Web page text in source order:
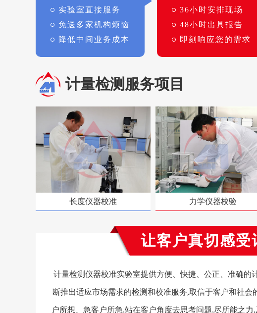
实验室直接服务
免送多家机构烦恼
降低中间业务成本
36小时安排现场
48小时出具报告
即刻响应您的需求
计量检测服务项目
长度仪器校准 力学仪器校验
让客户真切感受
计量检测仪器校准实验室提供方便、快捷、公正、准确
断推出适应市场需求的检测和校准服务,取信于客户和社
户所想、急客户所急,站在客户角度去思考问题,尽所能之